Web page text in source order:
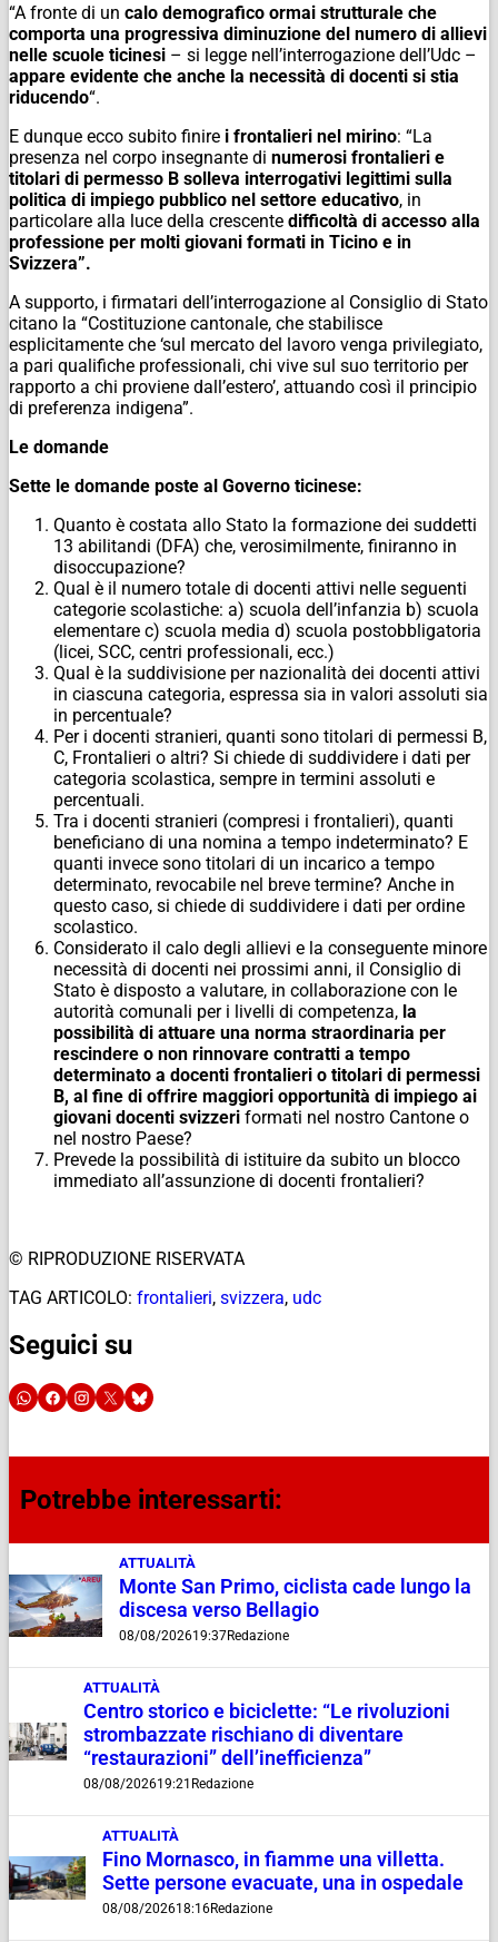
“A fronte di un calo demografico ormai strutturale che
comporta una progressiva diminuzione del numero di allievi
nelle scuole ticinesi – si legge nell’interrogazione dell’Udc –
appare evidente che anche la necessità di docenti si stia
riducendo“.
E dunque ecco subito finire i frontalieri nel mirino: “La
presenza nel corpo insegnante di numerosi frontalieri e
titolari di permesso B solleva interrogativi legittimi sulla
politica di impiego pubblico nel settore educativo, in
particolare alla luce della crescente difficoltà di accesso alla
professione per molti giovani formati in Ticino e in
Svizzera”.
A supporto, i firmatari dell’interrogazione al Consiglio di Stato
citano la “Costituzione cantonale, che stabilisce
esplicitamente che ‘sul mercato del lavoro venga privilegiato,
a pari qualifiche professionali, chi vive sul suo territorio per
rapporto a chi proviene dall’estero’, attuando così il principio
di preferenza indigena”.
Le domande
Sette le domande poste al Governo ticinese:
Quanto è costata allo Stato la formazione dei suddetti
13 abilitandi (DFA) che, verosimilmente, finiranno in
disoccupazione?
Qual è il numero totale di docenti attivi nelle seguenti
categorie scolastiche: a) scuola dell’infanzia b) scuola
elementare c) scuola media d) scuola postobbligatoria
(licei, SCC, centri professionali, ecc.)
Qual è la suddivisione per nazionalità dei docenti attivi
in ciascuna categoria, espressa sia in valori assoluti sia
in percentuale?
Per i docenti stranieri, quanti sono titolari di permessi B,
C, Frontalieri o altri? Si chiede di suddividere i dati per
categoria scolastica, sempre in termini assoluti e
percentuali.
Tra i docenti stranieri (compresi i frontalieri), quanti
beneficiano di una nomina a tempo indeterminato? E
quanti invece sono titolari di un incarico a tempo
determinato, revocabile nel breve termine? Anche in
questo caso, si chiede di suddividere i dati per ordine
scolastico.
Considerato il calo degli allievi e la conseguente minore
necessità di docenti nei prossimi anni, il Consiglio di
Stato è disposto a valutare, in collaborazione con le
autorità comunali per i livelli di competenza, la
possibilità di attuare una norma straordinaria per
rescindere o non rinnovare contratti a tempo
determinato a docenti frontalieri o titolari di permessi
B, al fine di offrire maggiori opportunità di impiego ai
giovani docenti svizzeri formati nel nostro Cantone o
nel nostro Paese?
Prevede la possibilità di istituire da subito un blocco
immediato all’assunzione di docenti frontalieri?
© RIPRODUZIONE RISERVATA
TAG ARTICOLO: frontalieri, svizzera, udc
Seguici su
Potrebbe interessarti:
ATTUALITÀ
Monte San Primo, ciclista cade lungo la
discesa verso Bellagio
08/08/202619:37Redazione
ATTUALITÀ
Centro storico e biciclette: “Le rivoluzioni
strombazzate rischiano di diventare
“restaurazioni” dell’inefficienza”
08/08/202619:21 Redazione
ATTUALITÀ
Fino Mornasco, in fiamme una villetta.
Sette persone evacuate, una in ospedale
08/08/202618:16Redazione